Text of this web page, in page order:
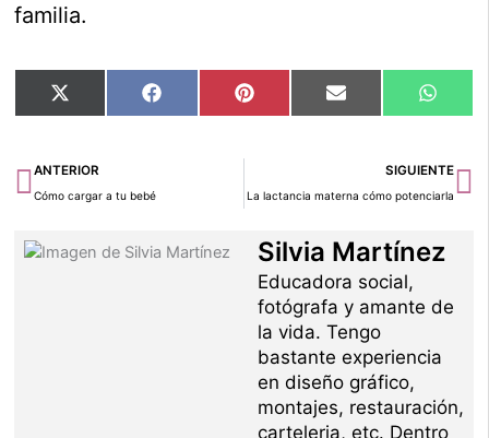
familia.
Compartir
en
X
(Twitter)
Compartir
en
Facebook Compartir
en
Pinterest Compartir
en
Email
en
Ant
ANTERIOR
Cómo cargar a tu bebé
SIGUIENTE
La lactancia materna cómo potenciarla
Silvia Martínez
Educadora social,
fotógrafa y amante de
la vida. Tengo
bastante experiencia
en diseño gráfico,
montajes, restauración,
carteleria, etc. Dentro